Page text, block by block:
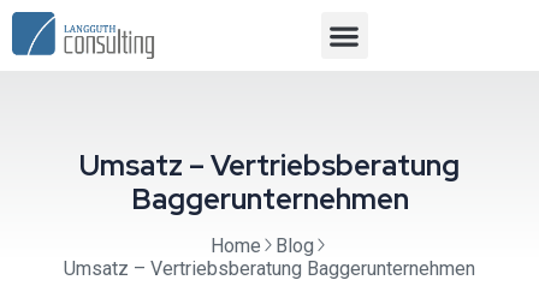
Umsatz – Vertriebsberatung
Baggerunternehmen
Home
Blog
Umsatz – Vertriebsberatung Baggerunternehmen